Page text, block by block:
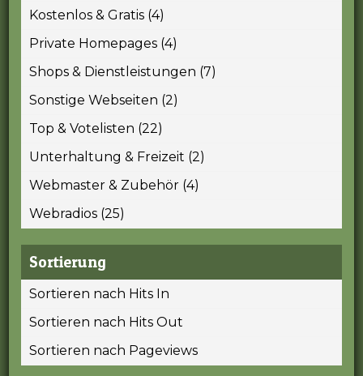
Kostenlos & Gratis (4)
Private Homepages (4)
Shops & Dienstleistungen (7)
Sonstige Webseiten (2)
Top & Votelisten (22)
Unterhaltung & Freizeit (2)
Webmaster & Zubehör (4)
Webradios (25)
Sortierung
Sortieren nach Hits In
Sortieren nach Hits Out
Sortieren nach Pageviews